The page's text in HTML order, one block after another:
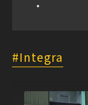
Integra